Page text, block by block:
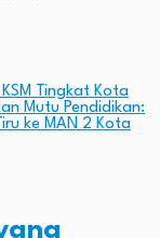
Tingkat Kota
Mutu Pendidikan:
ke MAN 2 Kota